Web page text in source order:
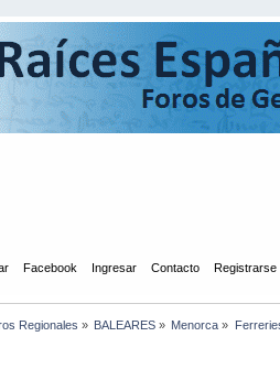
Facebook Ingresar Contacto Registrarse
Regionales » BALEARES» Menorca »